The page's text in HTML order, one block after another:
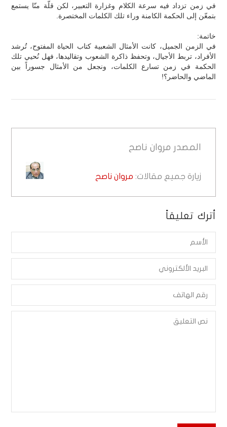
في زمن تزداد فيه سرعة الكلام وغزارة التعبير، لكن قلّة منّا يستمع
بتمعّن إلى الحكمة الكامنة وراء تلك الكلمات المختصرة.
خاتمة:
في الزمن الجميل، كانت الأمثال الشعبية كتاب الحياة المفتوح، تُرشد
الأفراد، تربط الأجيال، وتحفظ ذاكرة الشعوب وتقاليدها، فهل نُحيي تلك
الحكمة في زمن تسارع الكلمات، ونجعل من الأمثال جسوراً بين
الماضي والحاضر؟!
المصدر مروان ناصح
زيارة جميع مقالات: مروان ناصح
أترك تعليقاً